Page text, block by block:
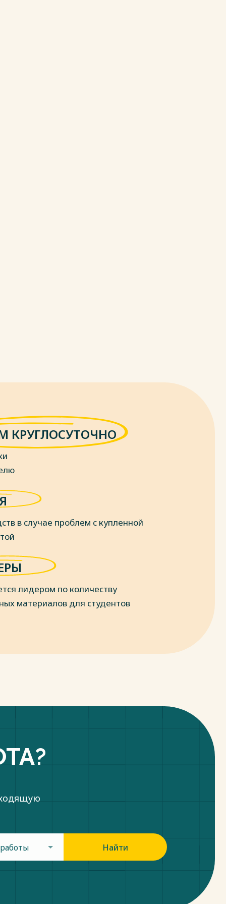
КРУГЛОСУТОЧНО
в случае проблем с купленной
лидером по количеству
материалов для студентов
Найти